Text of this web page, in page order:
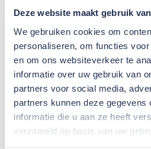
Deze website maakt gebruik
We gebruiken cookies om
personaliseren, om functies
en om ons websiteverkeer te
informatie over uw gebruik van
partners voor social media,
partners kunnen deze gegevens
informatie die u aan ze heeft
verzameld op basis van uw
Groep
wordt steeds groter
De groep bedrijven die het
bestaat naast VB Groep uit
Wilvo Group, VHE Industrial